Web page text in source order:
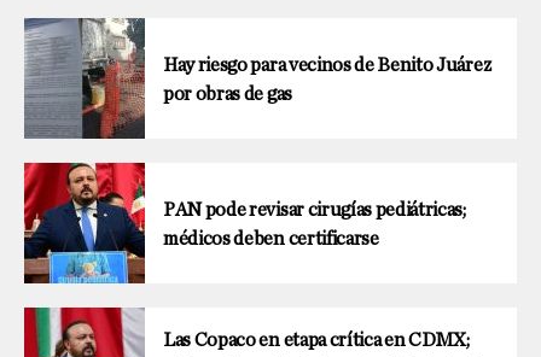
Hay riesgo para vecinos de Benito Juárez
por obras de gas
PAN pode revisar cirugías pediátricas;
médicos deben certificarse
Las Copaco en etapa crítica en CDMX;